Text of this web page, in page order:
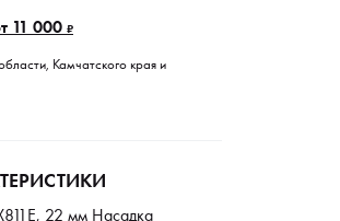
11 000₽
Камчатского края и
22 мм Насадка